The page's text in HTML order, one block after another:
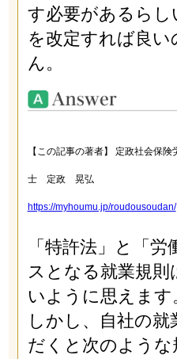
す必要があるらし
を改定すれば良
ん。
【この記事の著者】 定政社会保
士 定政 晃弘
https://myhoumu.jp/roudousoudan/
「特許法」と「
スとなる就業規則
いように思えます
しかし、自社の就
だくと次のよう